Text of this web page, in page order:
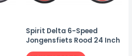
Spirit Delta 6-Speed
Jongensfiets Rood 24 Inch